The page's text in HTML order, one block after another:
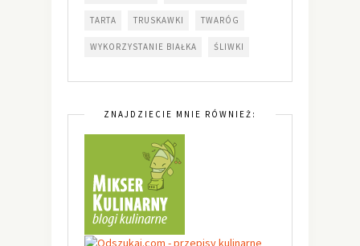
TARTA TRUSKAWKI TWARÓG
WYKORZYSTANIE BIAŁKA ŚLIWKI
ZNAJDZIECIE MNIE RÓWNIEŻ: